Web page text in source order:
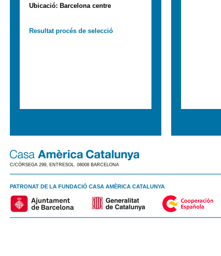
Ubicació: Barcelona centre
Resultat procés de selecció
C/CÒRSEGA 299, ENTRESOL. 08008 BARCELONA
PATRONAT DE LA FUNDACIÓ CASA AMÈRICA CATALUNYA